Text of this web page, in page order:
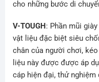
cho những bước di
V-TOUGH: Phần mũi
vật liệu đặc biệt siêu
chân của người chơi,
liệu này được được áp
cáp hiện đại, thử nghiệm